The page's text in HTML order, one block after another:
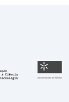
Fundação